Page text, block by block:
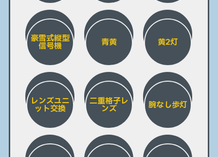
豪雪式縦型
信号機 青黄 黄2灯
レンズユニ
ット交換
二重格子レ
ンズ 腕なし歩灯